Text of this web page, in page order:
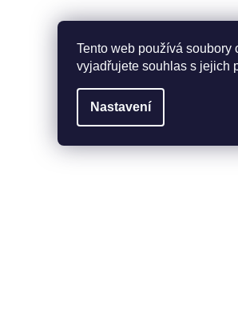
Tento web používá soubory
vyjadřujete souhlas s jejich
Nastavení